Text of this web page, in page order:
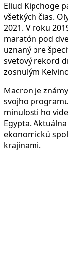
Eliud Kipchoge
všetkých čias.
2021. V roku
maratón pod
uznaný pre
svetový rekord
zosnulým
Macron je
svojho
minulosti ho
Egypta.
ekonomickú
krajinami.